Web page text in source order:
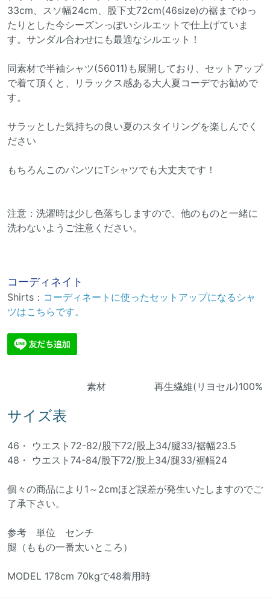
33cm、スソ幅24cm、股下丈72cm(46size)の裾までゆっ
たりとした今シーズンっぽいシルエットで仕上げていま
す。サンダル合わせにも最適なシルエット！
同素材で半袖シャツ(56011)も展開しており、セットアップ
で着て頂くと、リラックス感ある大人夏コーデでお勧めで
す。
サラッとした気持ちの良い夏のスタイリングを楽しんでく
ださい
もちろんこのパンツにTシャツでも大丈夫です！
注意：洗濯時は少し色落ちしますので、他のものと一緒に
洗わないようご注意ください。
コーディネイト
Shirts： コーディネートに使ったセットアップになるシャ
ツはこちらです。
素材 再生繊維(リヨセル)100%
サイズ表
46・ ウエスト72-82/股下72/股上34/腿33/裾幅23.5
48・ ウエスト74-84/股下72/股上34/腿33/裾幅24
個々の商品により1～2cmほど誤差が発生いたしますのでご
了承下さい。
参考 単位 センチ
腿（ももの一番太いところ）
MODEL 178cm 70kgで48着用時